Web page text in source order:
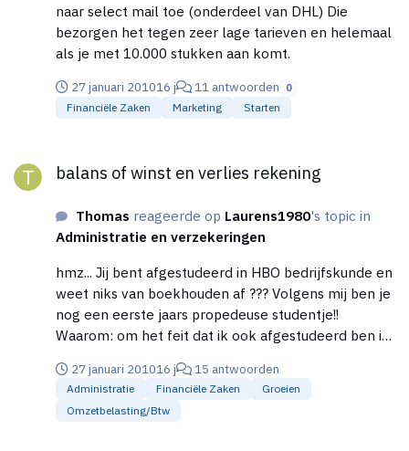
naar select mail toe (onderdeel van DHL) Die
bezorgen het tegen zeer lage tarieven en helemaal
als je met 10.000 stukken aan komt.
27 januari 201016 j 11 antwoorden 0
Financiële Zaken Marketing Starten
balans of winst en verlies rekening
Thomas reageerde op Laurens1980's topic in
Administratie en verzekeringen
hmz... Jij bent afgestudeerd in HBO bedrijfskunde en
weet niks van boekhouden af ??? Volgens mij ben je
nog een eerste jaars propedeuse studentje!!
Waarom: om het feit dat ik ook afgestudeerd ben in
eerste jaar). Gewoon je boek Financieel
management goed doorspeuren ;) Succes
27 januari 201016 j 15 antwoorden
Administratie Financiële Zaken
Groeien
Omzetbelasting/btw